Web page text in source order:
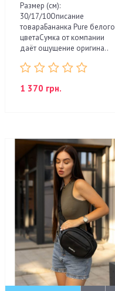
Размер (см):
30/17/10Описание
товараБананка Pure белого
цветаСумка от компании
даёт ощущение оригина..
1 370 грн.